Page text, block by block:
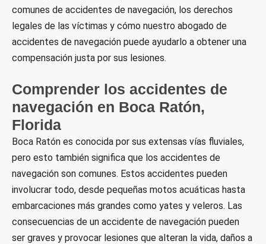
comunes de accidentes de navegación, los derechos
legales de las víctimas y cómo nuestro abogado de
accidentes de navegación puede ayudarlo a obtener una
compensación justa por sus lesiones.
Comprender los accidentes de
navegación en Boca Ratón,
Florida
Boca Ratón es conocida por sus extensas vías fluviales,
pero esto también significa que los accidentes de
navegación son comunes. Estos accidentes pueden
involucrar todo, desde pequeñas motos acuáticas hasta
embarcaciones más grandes como yates y veleros. Las
consecuencias de un accidente de navegación pueden
ser graves y provocar lesiones que alteran la vida, daños a